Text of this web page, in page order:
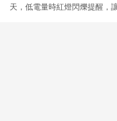
天，低電量時紅燈閃爍提醒，